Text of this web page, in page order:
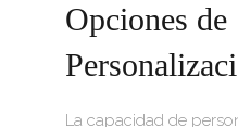
Opciones de
La capacidad de